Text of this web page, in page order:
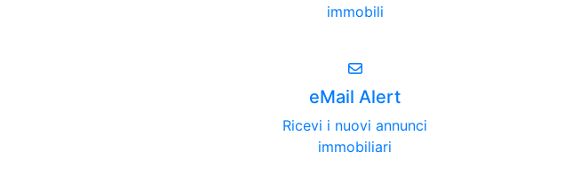
immobili
eMail Alert
Ricevi i nuovi annunci
immobiliari